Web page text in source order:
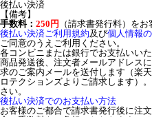
後払い決済
【備考】
手数料： 250円 （請求書発行料）を
後払い決済ご利用規約及び個人情報
ご同意のうえご利用ください。
各コンビニまたは銀行でお支払いいた
商品発送後、注文者メールアドレス
求のご案内メールを送付します（楽
ロテクションズよりご請求します）
さい。
後払い決済でのお支払い方法
お客様のご都合で請求書発行後に注